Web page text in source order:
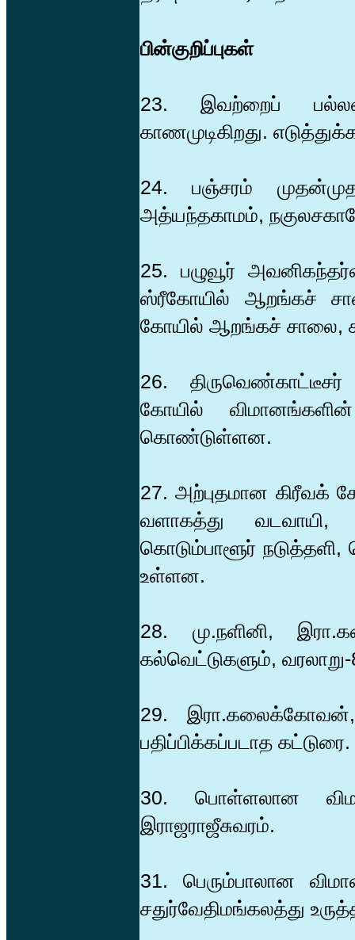
பின்குறிப்புகள்
23. இவற்றைப்
காணமுடிகிறது.
24. பஞ்சரம்
அத்யந்தகாமம்,
25. பழுவூர்
ஸ்ரீகோயில் ஆறங்கச்
கோயில் ஆறங்கச் சாலை,
26. திருவெண்காட்டீசர்
கோயில்
கொண்டுள்ளன.
27. அற்புதமான கிரீவக்
வளாகத்து வடவாயி,
கொடும்பாளூர்
உள்ளன.
28. மு.நளினி,
கல்வெட்டுகளும்,
29. இரா.கலைக்கோவன்,
பதிப்பிக்கப்படாத கட்டுரை.
30. பொள்ளலான
இராஜராஜீசுவரம்.
31. பெரும்பாலான
சதுர்வேதிமங்கலத்து